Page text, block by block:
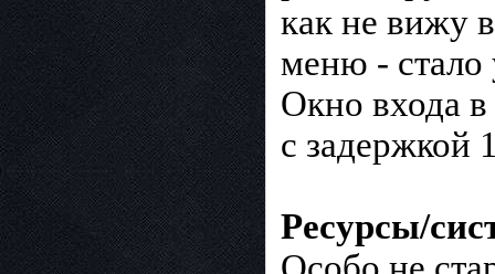
как не вижу
меню - стало
Окно входа в
с задержкой
Ресурсы/